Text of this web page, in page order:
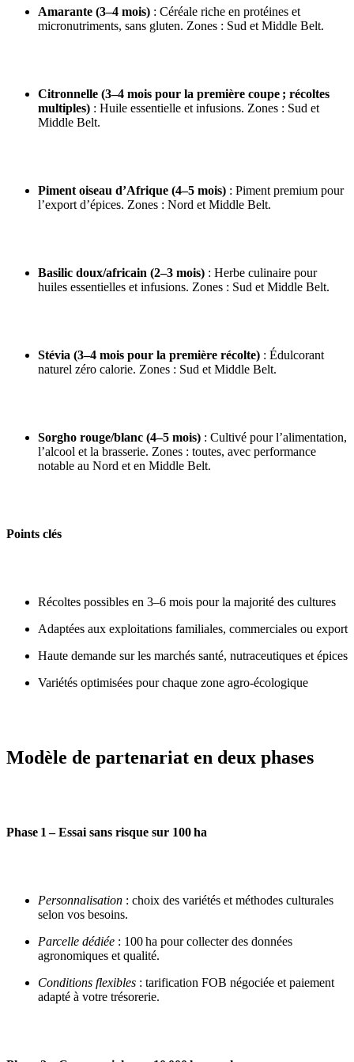
Amarante (3–4 mois) : Céréale riche en protéines et
micronutriments, sans gluten. Zones : Sud et Middle Belt.
Citronnelle (3–4 mois pour la première coupe ; récoltes
multiples) : Huile essentielle et infusions. Zones : Sud et
Middle Belt.
Piment oiseau d’Afrique (4–5 mois) : Piment premium pour
l’export d’épices. Zones : Nord et Middle Belt.
Basilic doux/africain (2–3 mois) : Herbe culinaire pour
huiles essentielles et infusions. Zones : Sud et Middle Belt.
Stévia (3–4 mois pour la première récolte) : Édulcorant
naturel zéro calorie. Zones : Sud et Middle Belt.
Sorgho rouge/blanc (4–5 mois) : Cultivé pour l’alimentation,
l’alcool et la brasserie. Zones : toutes, avec performance
notable au Nord et en Middle Belt.
Points clés
Récoltes possibles en 3–6 mois pour la majorité des cultures
Adaptées aux exploitations familiales, commerciales ou export
Haute demande sur les marchés santé, nutraceutiques et épices
Variétés optimisées pour chaque zone agro‑écologique
Modèle de partenariat en deux phases
Phase 1 – Essai sans risque sur 100 ha
Personnalisation : choix des variétés et méthodes culturales
selon vos besoins.
Parcelle dédiée : 100 ha pour collecter des données
agronomiques et qualité.
Conditions flexibles : tarification FOB négociée et paiement
adapté à votre trésorerie.